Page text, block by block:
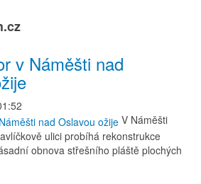
v Náměšti nad
V Náměšti
ulici probíhá rekonstrukce
obnova střešního pláště plochých